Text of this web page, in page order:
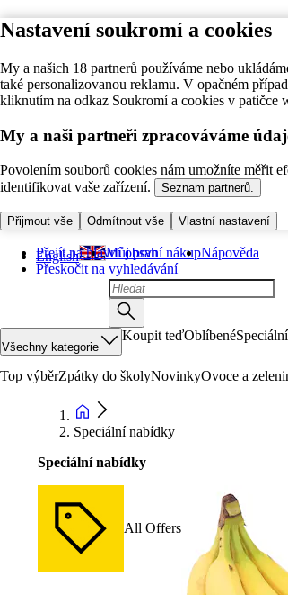
Nastavení soukromí a cookies
My a našich 18 partnerů používáme nebo
také personalizovanou reklamu. V opačném
kliknutím na odkaz Soukromí a cookies v patičce
My a naši partneři zpracováváme
Povolením souborů cookies nám umožníte měřit
identifikovat vaše zařízení.
Seznam partnerů.
Přijmout vše Odmítnout vše Vlastní nastavení
Přejít na hlavní obsah
Přeskočit na vyhledávání
English Můj první nákupNápověda
Všechny kategorie
Koupit teďOblíbené
Top výběrZpátky do školyNovinkyOvoce a
Speciální nabídky
Speciální nabídky
All Offers